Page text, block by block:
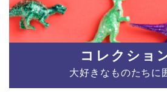
コレクショ
大好きなものたちに